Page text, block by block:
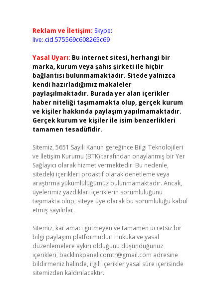
Reklam ve İletişim: Skype:
live:.cid.575569c608265c69
Yasal Uyarı: Bu internet sitesi, herhangi bir
marka, kurum veya şahıs şirketi ile hiçbir
bağlantısı bulunmamaktadır. Sitede yalnızca
kendi hazırladığımız makaleler
paylaşılmaktadır. Burada yer alan içerikler
haber niteliği taşımamakta olup, gerçek kurum
ve kişiler hakkında paylaşım yapılmamaktadır.
Gerçek kurum ve kişiler ile isim benzerlikleri
tamamen tesadüfidir.
Sitemiz, 5651 Sayılı Kanun gereğince Bilgi Teknolojileri
ve İletişim Kurumu (BTK) tarafından onaylanmış bir Yer
Sağlayıcı olarak hizmet vermektedir. Bu nedenle,
sitedeki içerikleri proaktif olarak denetleme veya
araştırma yükümlülüğümüz bulunmamaktadır. Ancak,
üyelerimiz yazdıkları içeriklerin sorumluluğunu
taşımakta olup, siteye üye olarak bu sorumluluğu kabul
etmiş sayılırlar.
Sitemiz, kar amacı gütmeyen ve tamamen ücretsiz bir
bilgi paylaşım platformudur. Hukuka ve yasal
düzenlemelere aykırı olduğunu düşündüğünüz
içerikleri, backlinkpanelicomtr@gmail.com adresine
bildirmeniz halinde, ilgili içerikler yasal süre içerisinde
sitemizden kaldırılacaktır.